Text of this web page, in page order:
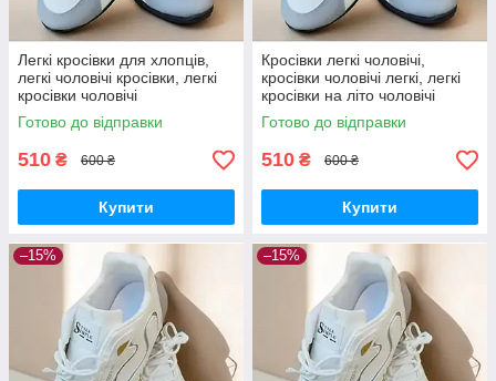
Легкі кросівки для хлопців,
легкі чоловічі кросівки, легкі
кросівки чоловічі
Готово до відправки
510 ₴ 600 ₴
Купити
Кросівки легкі чоловічі,
кросівки чоловічі легкі, легкі
кросівки на літо чоловічі
Готово до відправки
510 ₴ 600 ₴
Купити
–15% –15%